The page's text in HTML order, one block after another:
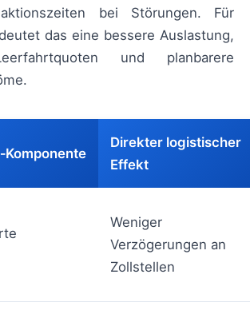
bei Störungen. Für
das eine bessere Auslastung,
und planbarere
Direkter logistischer
Effekt
Weniger
Verzögerungen an
Zollstellen